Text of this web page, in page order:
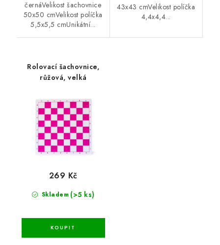
černáVelikost šachovnice
50x50 cmVelikost políčka
5,5x5,5 cmUnikátní...
43x43 cmVelikost políčka
4,4x4,4...
Rolovací šachovnice,
růžová, velká
Skladem (>5 ks)
269 Kč